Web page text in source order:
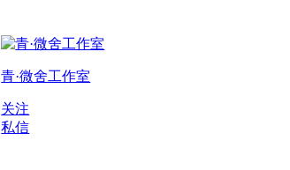
青·微舍工作室
关注
私信